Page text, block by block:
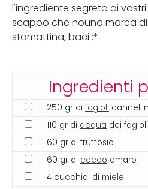
l'ingrediente segreto ai
scappo che houna marea
stamattina, baci :*
Ingredienti
250 gr di fagioli
110 gr di acqua dei fagioli
60 gr di fruttosio
60 gr di cacao amaro
4 cucchiai di miele